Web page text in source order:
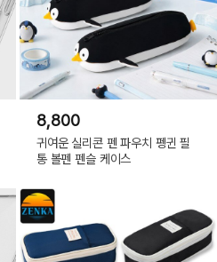
8,800
귀여운 실리콘 펜 파우치 펭귄 필
통 볼펜 펜슬 케이스